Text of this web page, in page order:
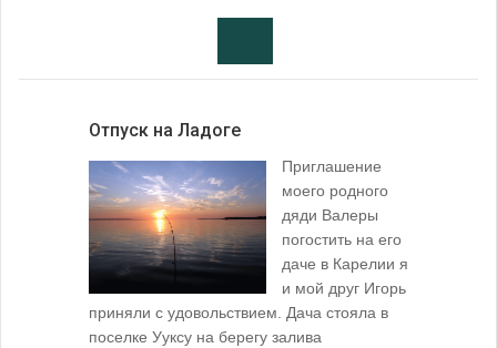
Отпуск на Ладоге
Приглашение
моего родного
дяди Валеры
погостить на его
даче в Карелии я
и мой друг Игорь
приняли с удовольствием. Дача стояла в
поселке Ууксу на берегу залива